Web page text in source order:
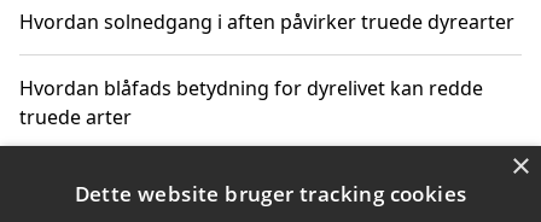
Hvordan solnedgang i aften påvirker truede dyrearter
Hvordan blåfads betydning for dyrelivet kan redde
truede arter
Hvordan kan gaver til unge voksne støtte bevarelsen
×
Dette website bruger tracking cookies